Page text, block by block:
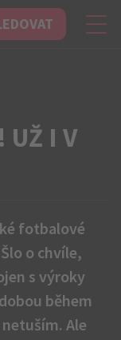
UŽ I V
fotbalové
o chvíle,
s výroky
během
Ale